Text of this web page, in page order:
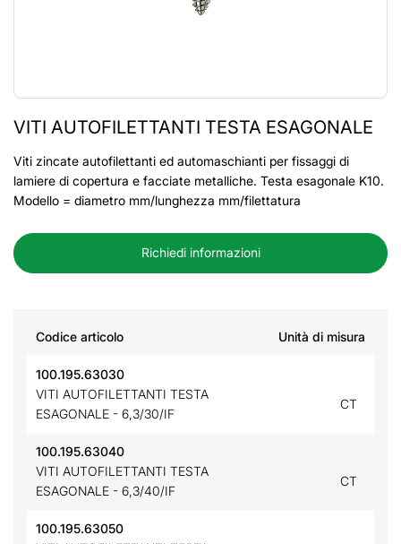
VITI AUTOFILETTANTI TESTA ESAGONALE
Viti zincate autofilettanti ed automaschianti per fissaggi di
lamiere di copertura e facciate metalliche. Testa esagonale K10.
Modello = diametro mm/lunghezza mm/filettatura
Richiedi informazioni
Codice articolo Unità di misura
100.195.63030
VITI AUTOFILETTANTI TESTA
ESAGONALE - 6,3/30/IF
CT
100.195.63040
VITI AUTOFILETTANTI TESTA
ESAGONALE - 6,3/40/IF
CT
100.195.63050